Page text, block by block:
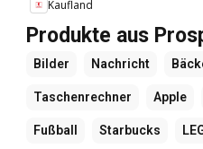
Kaufland
Produkte aus
Bilder Nachricht
Taschenrechner Apple
Fußball Starbucks